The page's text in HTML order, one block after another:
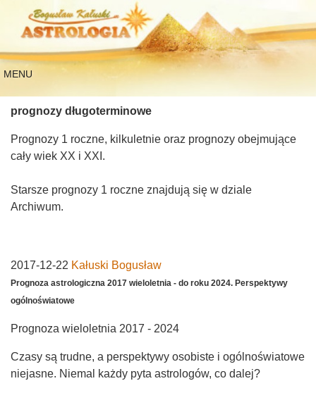
MENU
prognozy długoterminowe
Prognozy 1 roczne, kilkuletnie oraz prognozy obejmujące
cały wiek XX i XXI.
Starsze prognozy 1 roczne znajdują się w dziale
Archiwum.
2017-12-22 Kałuski Bogusław
Prognoza astrologiczna 2017 wieloletnia - do roku 2024. Perspektywy
ogólnoświatowe
Prognoza wieloletnia 2017 - 2024
Czasy są trudne, a perspektywy osobiste i ogólnoświatowe
niejasne. Niemal każdy pyta astrologów, co dalej?